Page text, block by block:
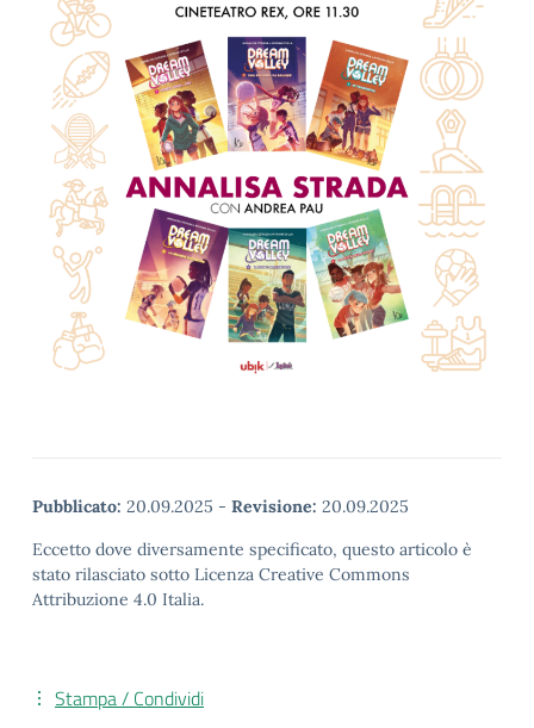
Pubblicato: 20.09.2025 - Revisione: 20.09.2025
Eccetto dove diversamente specificato, questo articolo è
stato rilasciato sotto Licenza Creative Commons
Attribuzione 4.0 Italia.
Stampa / Condividi